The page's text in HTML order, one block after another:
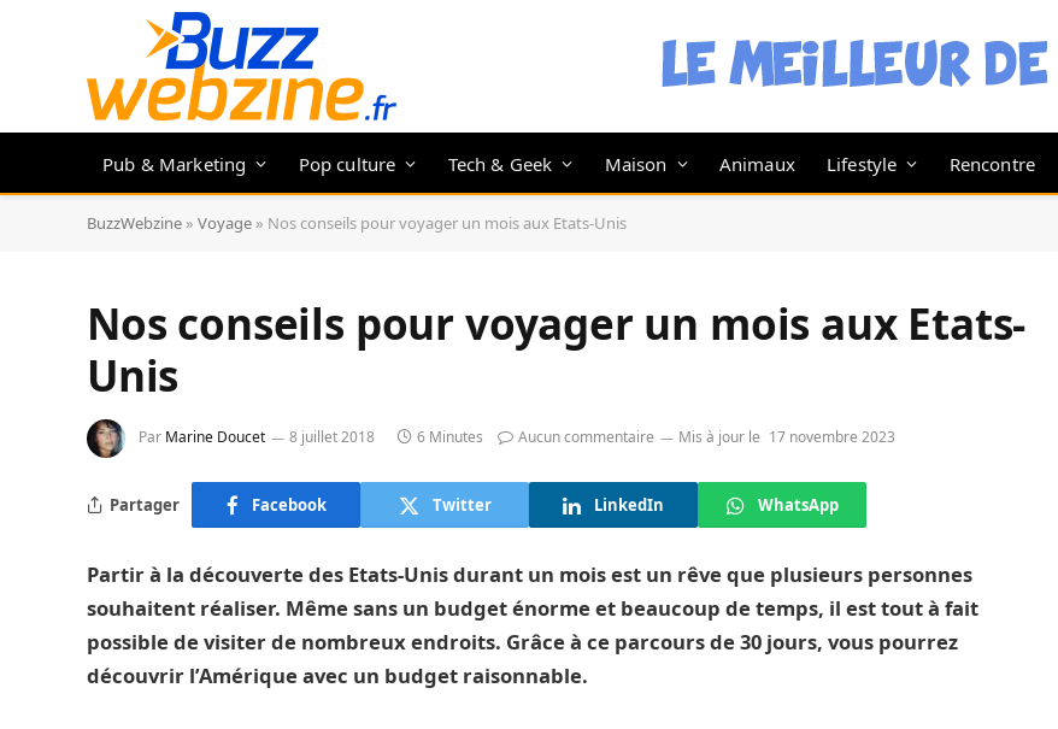
Pub & Marketing Pop culture Tech & Geek Maison Animaux Lifestyle Rencontre
BuzzWebzine » Voyage » Nos conseils pour voyager un mois aux Etats-Unis
Nos conseils pour voyager un mois aux Etats-
Unis
Par Marine Doucet 8 juillet 2018 6 Minutes Aucun commentaire Mis à jour le 17 novembre 2023
Partager Facebook Twitter LinkedIn WhatsApp
Partir à la découverte des Etats-Unis durant un mois est un rêve que plusieurs personnes
souhaitent réaliser. Même sans un budget énorme et beaucoup de temps, il est tout à fait
possible de visiter de nombreux endroits. Grâce à ce parcours de 30 jours, vous pourrez
découvrir l’Amérique avec un budget raisonnable.